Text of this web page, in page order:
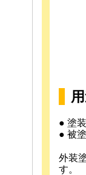
● 塗
● 被
外装
す。